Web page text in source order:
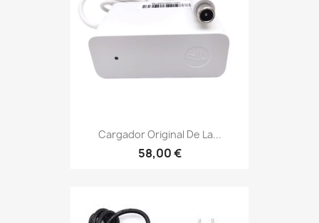
Cargador Original De La...
58,00 €